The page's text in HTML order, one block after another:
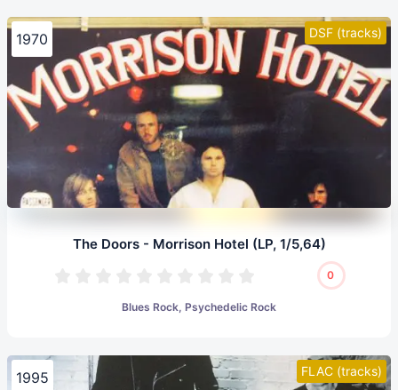
DSF (tracks)
1970
The Doors - Morrison Hotel (LP, 1/5,64)
0
Blues Rock, Psychedelic Rock
FLAC (tracks)
1995